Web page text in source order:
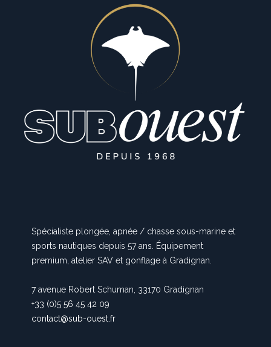
Spécialiste plongée, apnée / chasse sous-marine et
sports nautiques depuis 57 ans. Équipement
premium, atelier SAV et gonflage à Gradignan.
7 avenue Robert Schuman, 33170 Gradignan
+33 (0)5 56 45 42 09
contact@sub-ouest.fr